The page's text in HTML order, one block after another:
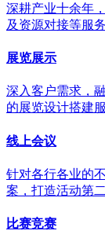
深耕产业十余年
及资源对接等服务
展览展示
深入客户需求，
的展览设计搭建
线上会议
针对各行各业的
案，打造活动第
比赛竞赛